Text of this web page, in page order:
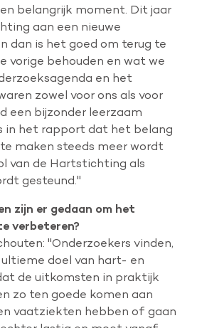
belangrijk moment. Dit jaar
aan een nieuwe
dan is het goed om terug te
vorige behouden en wat we
en het
zowel voor ons als voor
een bijzonder leerzaam
in het rapport dat het belang
maken steeds meer wordt
van de Hartstichting als
gesteund."
zijn er gedaan om het
verbeteren?
"Onderzoekers vinden,
doel van hart- en
de uitkomsten in praktijk
zo ten goede komen aan
vaatziekten hebben of gaan